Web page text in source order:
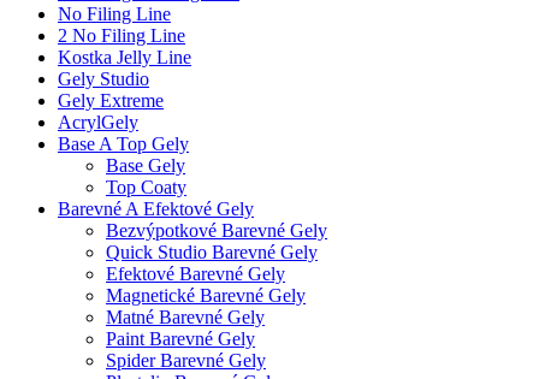
No Filing Line
2 No Filing Line
Kostka Jelly Line
Gely Studio
Gely Extreme
AcrylGely
Base A Top Gely
Base Gely
Top Coaty
Barevné A Efektové Gely
Bezvýpotkové Barevné Gely
Quick Studio Barevné Gely
Efektové Barevné Gely
Magnetické Barevné Gely
Matné Barevné Gely
Paint Barevné Gely
Spider Barevné Gely